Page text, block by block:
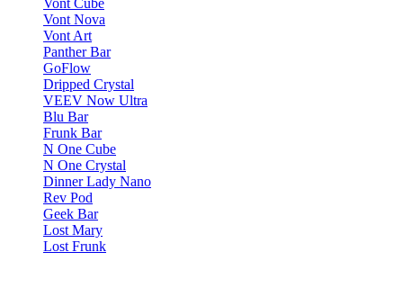
Vont Cube
Vont Nova
Vont Art
Panther Bar
GoFlow
Dripped Crystal
VEEV Now Ultra
Blu Bar
Frunk Bar
N One Cube
N One Crystal
Dinner Lady Nano
Rev Pod
Geek Bar
Lost Mary
Lost Frunk